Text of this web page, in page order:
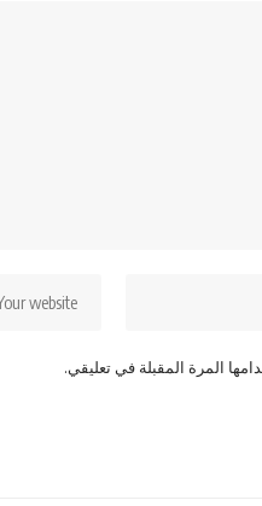
المرة المقبلة في تعليقي.